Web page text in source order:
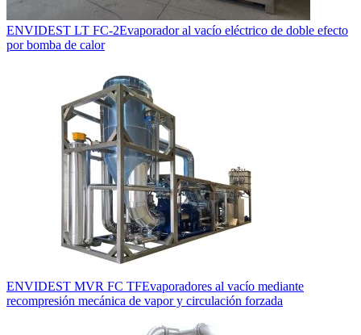
ENVIDEST LT FC-2Evaporador al vacío eléctrico de doble efecto
por bomba de calor
ENVIDEST MVR FC TFEvaporadores al vacío mediante
recompresión mecánica de vapor y circulación forzada